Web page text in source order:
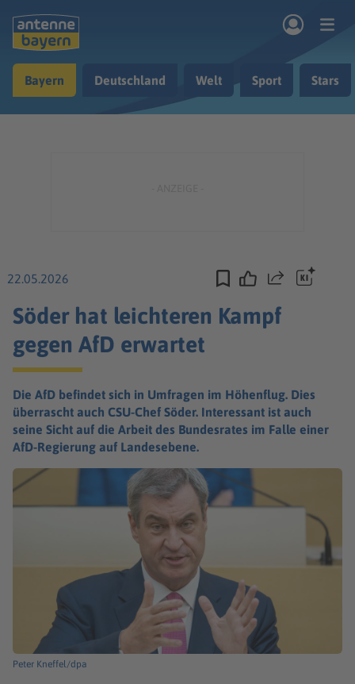
Musik & Radio
Bayern Deutschland Welt Sport Stars
22.05.2026 Teilen
Söder hat leichteren Kampf
gegen AfD erwartet
Die AfD befindet sich in Umfragen im Höhenflug. Dies
überrascht auch CSU-Chef Söder. Interessant ist auch
seine Sicht auf die Arbeit des Bundesrates im Falle einer
AfD-Regierung auf Landesebene.
Peter Kneffel/dpa